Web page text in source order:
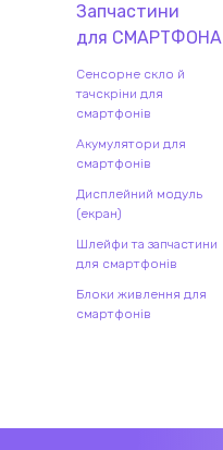
Запчастини
для СМАРТФОНА
Сенсорне скло й
тачскріни для
смартфонів
Акумулятори для
смартфонів
Дисплейний модуль
(екран)
Шлейфи та запчастини
для смартфонів
Блоки живлення для
смартфонів